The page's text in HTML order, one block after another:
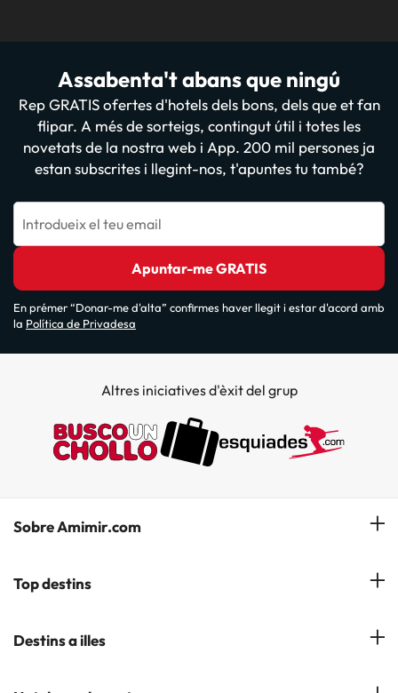
Assabenta't abans que ningú
Rep GRATIS ofertes d'hotels dels bons, dels que et fan
flipar. A més de sorteigs, contingut útil i totes les
novetats de la nostra web i App. 200 mil persones ja
estan subscrites i llegint-nos, t'apuntes tu també?
Introdueix el teu email
Apuntar-me GRATIS
En prémer “Donar-me d'alta” confirmes haver llegit i estar d'acord amb
la Política de Privadesa
Altres iniciatives d'èxit del grup
Sobre Amimir.com
¿Qui som?
Opinions
Top destins
Hotels a Salou
Destins a illes
Hotels a les Illes Balears